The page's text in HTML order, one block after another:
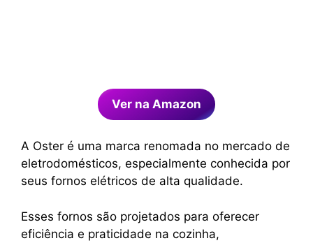
Ver na Amazon
A Oster é uma marca renomada no mercado de
eletrodomésticos, especialmente conhecida por
seus fornos elétricos de alta qualidade.
Esses fornos são projetados para oferecer
eficiência e praticidade na cozinha,